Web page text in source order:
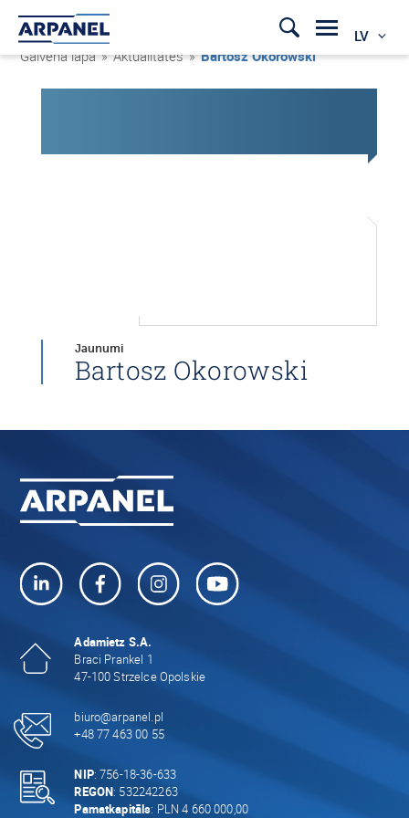
LV
Galvenā lapa » Aktualitātes »Bartosz Okorowski
Jaunumi
Bartosz Okorowski
Adamietz S.A.
Braci Prankel 1
47-100 Strzelce Opolskie
biuro@arpanel.pl
+48 77 463 00 55
NIP: 756-18-36-633
REGON: 532242263
Pamatkapitāls: PLN 4 660 000,00